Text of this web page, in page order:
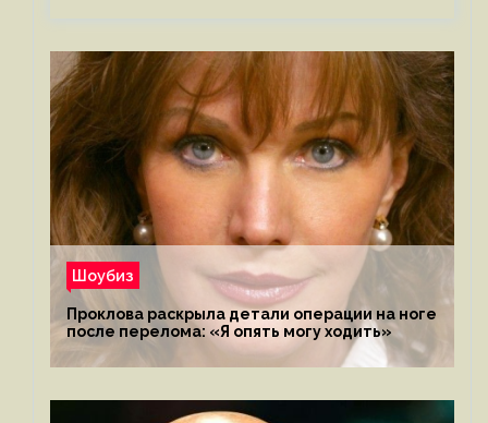
Шоубиз
Проклова раскрыла детали операции на ноге
после перелома: «Я опять могу ходить»